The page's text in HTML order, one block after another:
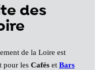
des
de la Loire est
pour les Caféset Bars